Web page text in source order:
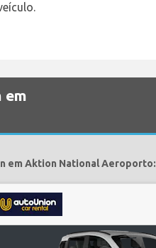
em
em Aktion National Aeroporto: